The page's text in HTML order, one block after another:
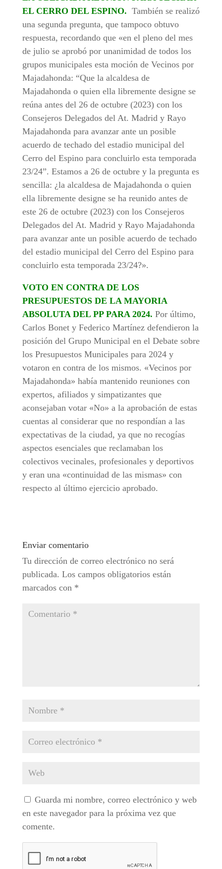
EL CERRO DEL ESPINO. También se realizó
una segunda pregunta, que tampoco obtuvo
respuesta, recordando que «en el pleno del mes
de julio se aprobó por unanimidad de todos los
grupos municipales esta moción de Vecinos por
Majadahonda: “Que la alcaldesa de
Majadahonda o quien ella libremente designe se
reúna antes del 26 de octubre (2023) con los
Consejeros Delegados del At. Madrid y Rayo
Majadahonda para avanzar ante un posible
acuerdo de techado del estadio municipal del
Cerro del Espino para concluirlo esta temporada
23/24”. Estamos a 26 de octubre y la pregunta es
sencilla: ¿la alcaldesa de Majadahonda o quien
ella libremente designe se ha reunido antes de
este 26 de octubre (2023) con los Consejeros
Delegados del At. Madrid y Rayo Majadahonda
para avanzar ante un posible acuerdo de techado
del estadio municipal del Cerro del Espino para
concluirlo esta temporada 23/24?».
VOTO EN CONTRA DE LOS
PRESUPUESTOS DE LA MAYORIA
ABSOLUTA DEL PP PARA 2024. Por último,
Carlos Bonet y Federico Martínez defendieron la
posición del Grupo Municipal en el Debate sobre
los Presupuestos Municipales para 2024 y
votaron en contra de los mismos. «Vecinos por
Majadahonda» había mantenido reuniones con
expertos, afiliados y simpatizantes que
aconsejaban votar «No» a la aprobación de estas
cuentas al considerar que no respondían a las
expectativas de la ciudad, ya que no recogías
aspectos esenciales que reclamaban los
colectivos vecinales, profesionales y deportivos
y eran una «continuidad de las mismas» con
respecto al último ejercicio aprobado.
Enviar comentario
Tu dirección de correo electrónico no será
publicada. Los campos obligatorios están
marcados con *
Guarda mi nombre, correo electrónico y web
en este navegador para la próxima vez que
comente.